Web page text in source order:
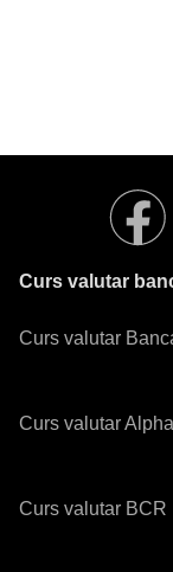
Curs valutar
Curs valutar
Curs valutar
Curs valutar BCR